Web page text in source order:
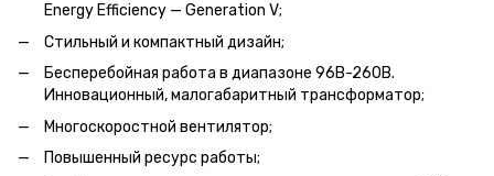
Energy Efficiency — Generation V;
Стильный и компактный дизайн;
Бесперебойная работа в диапазоне 96В-260В.
Инновационный, малогабаритный трансформатор;
Многоскоростной вентилятор;
Повышенный ресурс работы;